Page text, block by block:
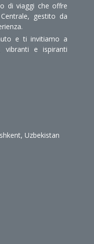
di viaggi che offre
gestito da
e ti invitiamo a
vibranti e ispiranti
Uzbekistan